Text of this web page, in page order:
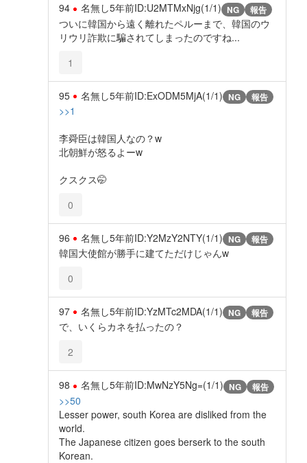
94 名無し5年前ID:U2MTMxNjg(1/1) NG 報告
ついに韓国から遠く離れたペルーまで、韓国のウ
リウリ詐欺に騙されてしまったのですね...
1
95 名無し5年前ID:ExODM5MjA(1/1) NG 報告
>>1
李舜臣は韓国人なの？w
北朝鮮が怒るよーw
クスクス🤭
0
96 名無し5年前ID:Y2MzY2NTY(1/1) NG 報告
韓国大使館が勝手に建てただけじゃんw
0
97 名無し5年前ID:YzMTc2MDA(1/1) NG 報告
で、いくらカネを払ったの？
2
98 名無し5年前ID:MwNzY5Ng=(1/1) NG 報告
>>50
Lesser power, south Korea are disliked from the
world.
The Japanese citizen goes berserk to the south
Korean.